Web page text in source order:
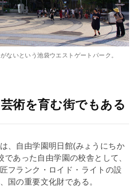
ないという池袋ウエストゲートパーク。
術を育む街でもある
、自由学園明日館(みょうにちか
であった自由学園の校舎として、
フランク・ロイド・ライトの設
国の重要文化財である。